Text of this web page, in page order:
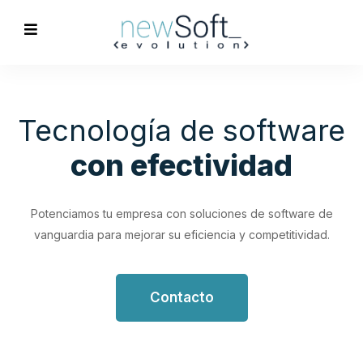
Optimización de
Procesos
trabajo.